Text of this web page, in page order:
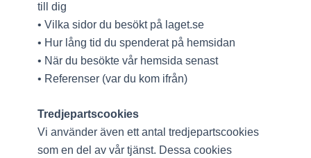
till dig
• Vilka sidor du besökt på laget.se
• Hur lång tid du spenderat på hemsidan
• När du besökte vår hemsida senast
• Referenser (var du kom ifrån)
Tredjepartscookies
Vi använder även ett antal tredjepartscookies
som en del av vår tjänst. Dessa cookies